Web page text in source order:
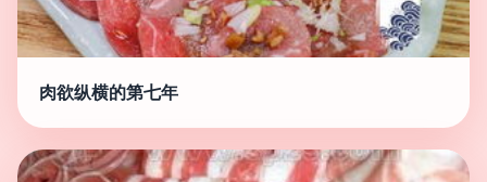
肉欲纵横的第七年